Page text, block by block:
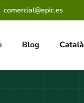
comercial@epic.es
Blog Català